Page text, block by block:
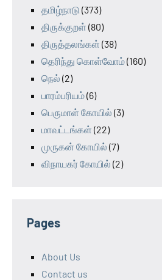
தமிழ்நாடு (373)
திருக்குறள் (80)
திருத்தலங்கள் (38)
தெரிந்து கொள்வோம்(160)
நெல் (2)
பாரம்பரியம்(6)
பெருமாள் கோயில் (3)
மாவட்டங்கள் (22)
முருகன் கோயில் (7)
விநாயகர் கோயில் (2)
Pages
About Us
Contact us